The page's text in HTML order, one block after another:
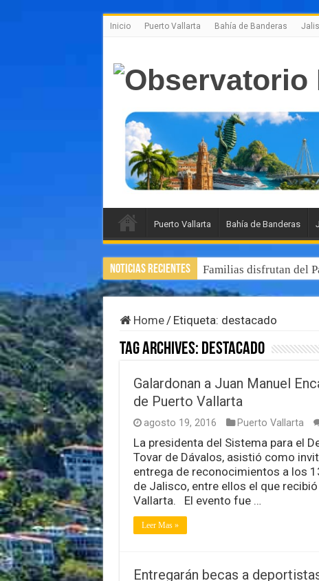
Inicio Puerto Vallarta Bahía de Banderas
Puerto Vallarta Bahía de Banderas
Noticias Recientes Familias disfrutan del
Home / Etiqueta: destacado
Tag Archives: destacado
Galardonan a Juan Manuel
de Puerto Vallarta
agosto 19, 2016 Puerto Vallarta
La presidenta del Sistema para el
Tovar de Dávalos, asistió como
entrega de reconocimientos a los
de Jalisco, entre ellos el que
Vallarta. El evento fue …
Leer Mas »
Entregarán becas a